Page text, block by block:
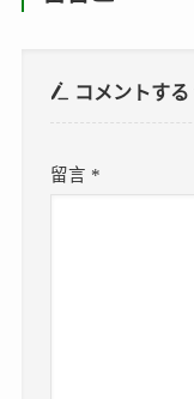
コメントする
留言 *